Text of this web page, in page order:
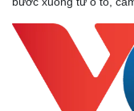
Thông tin doanh
Doanh nghiệp 24h
Doanh nhân
Vì cộng đồng